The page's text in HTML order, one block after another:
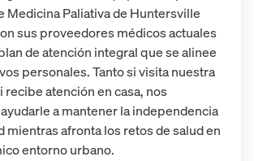
Medicina Paliativa de Huntersville
sus proveedores médicos actuales
de atención integral que se alinee
personales. Tanto si visita nuestra
recibe atención en casa, nos
a mantener la independencia
mientras afronta los retos de salud en
entorno urbano.